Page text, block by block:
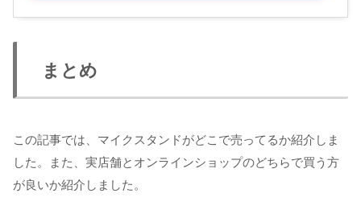
まとめ
この記事では、マイクスタンドがどこで売ってるか紹介しま
した。また、実店舗とオンラインショップのどちらで買う方
が良いか紹介しました。